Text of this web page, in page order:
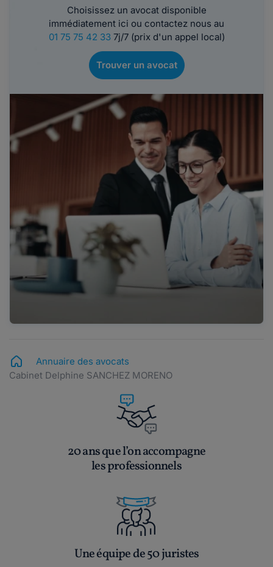
Choisissez un avocat disponible
immédiatement ici ou contactez nous au
01 75 75 42 337j/7 (prix d'un appel local)
Trouver un avocat
Annuaire des avocats
Cabinet Delphine SANCHEZ MORENO
20 ans que l’on accompagne
les professionnels
Une équipe de 50 juristes